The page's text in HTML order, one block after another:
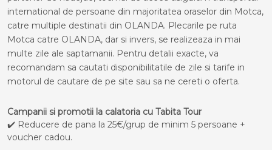
international de persoane din majoritatea oraselor din Motca,
catre multiple destinatii din OLANDA. Plecarile pe ruta
Motca catre OLANDA, dar si invers, se realizeaza in mai
multe zile ale saptamanii. Pentru detalii exacte, va
recomandam sa cautati disponibilitatile de zile si tarife in
motorul de cautare de pe site sau sa ne cereti o oferta.
Campanii si promotii la calatoria cu Tabita Tour
✔️ Reducere de pana la 25€/grup de minim 5 persoane +
voucher cadou.